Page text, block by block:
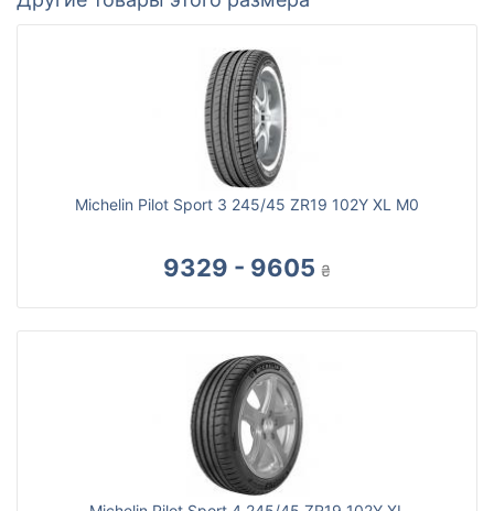
Michelin Pilot Sport 3 245/45 ZR19 102Y XL M0
9329 - 9605 ₴